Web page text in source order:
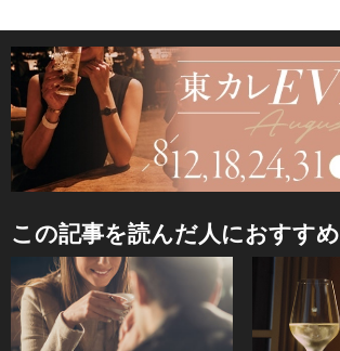
この記事を読んだ人におすすめ